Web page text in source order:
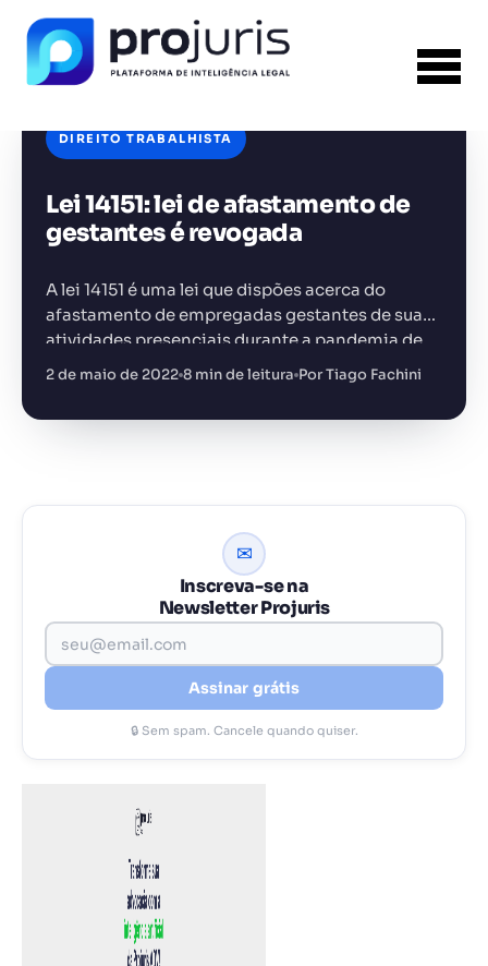
DIREITO TRABALHISTA
Lei 14151: lei de afastamento de
gestantes é revogada
A lei 14151 é uma lei que dispões acerca do
afastamento de empregadas gestantes de suas
atividades presenciais durante a pandemia de
covid-19
2 de maio de 2022 8 min de leitura Por Tiago Fachini
✉
Inscreva-se na
Newsletter Projuris
Assinar grátis
🔒 Sem spam. Cancele quando quiser.
FERRAMENTA RECOMENDADA PARA ESTE
CONTEÚDO
Análise de Riscos Contratuais
+14.000 juristas